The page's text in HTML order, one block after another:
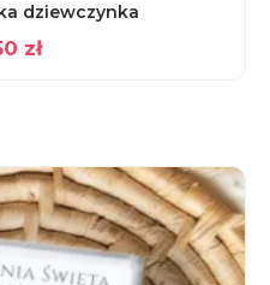
dziewczynka
zł